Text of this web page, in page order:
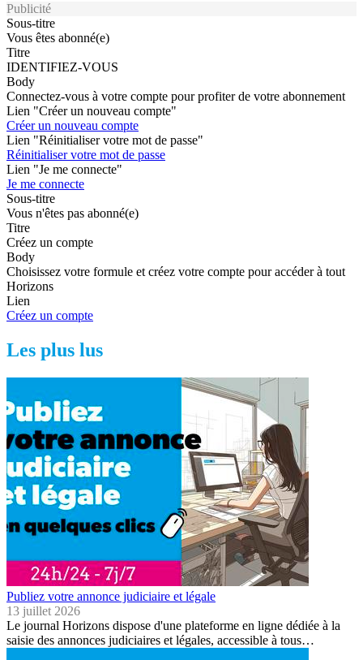
Publicité
Sous-titre
Vous êtes abonné(e)
Titre
IDENTIFIEZ-VOUS
Body
Connectez-vous à votre compte pour profiter de votre abonnement
Lien "Créer un nouveau compte"
Créer un nouveau compte
Lien "Réinitialiser votre mot de passe"
Réinitialiser votre mot de passe
Lien "Je me connecte"
Je me connecte
Sous-titre
Vous n'êtes pas abonné(e)
Titre
Créez un compte
Body
Choisissez votre formule et créez votre compte pour accéder à tout
Horizons
Lien
Créez un compte
Les plus lus
Publiez votre annonce judiciaire et légale
13 juillet 2026
Le journal Horizons dispose d'une plateforme en ligne dédiée à la
saisie des annonces judiciaires et légales, accessible à tous…